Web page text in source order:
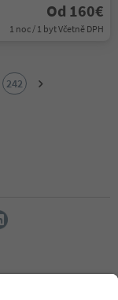
Od 160€
1 noc / 1 byt Včetně DPH
242